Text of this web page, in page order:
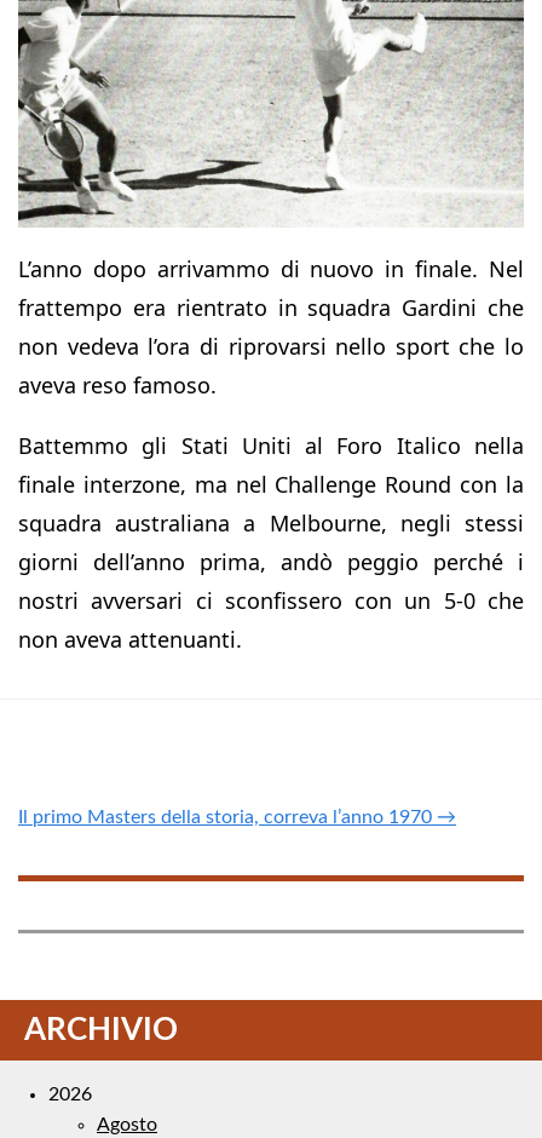
L’anno dopo arrivammo di nuovo in finale. Nel
frattempo era rientrato in squadra Gardini che
non vedeva l’ora di riprovarsi nello sport che lo
aveva reso famoso.
Battemmo gli Stati Uniti al Foro Italico nella
finale interzone, ma nel Challenge Round con la
squadra australiana a Melbourne, negli stessi
giorni dell’anno prima, andò peggio perché i
nostri avversari ci sconfissero con un 5-0 che
non aveva attenuanti.
Il primo Masters della storia, correva l’anno 1970 →
ARCHIVIO
2026
Agosto